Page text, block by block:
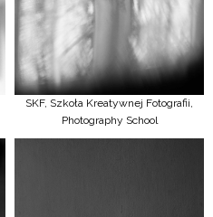
SKF, Szkoła Kreatywnej Fotografii,
Photography School